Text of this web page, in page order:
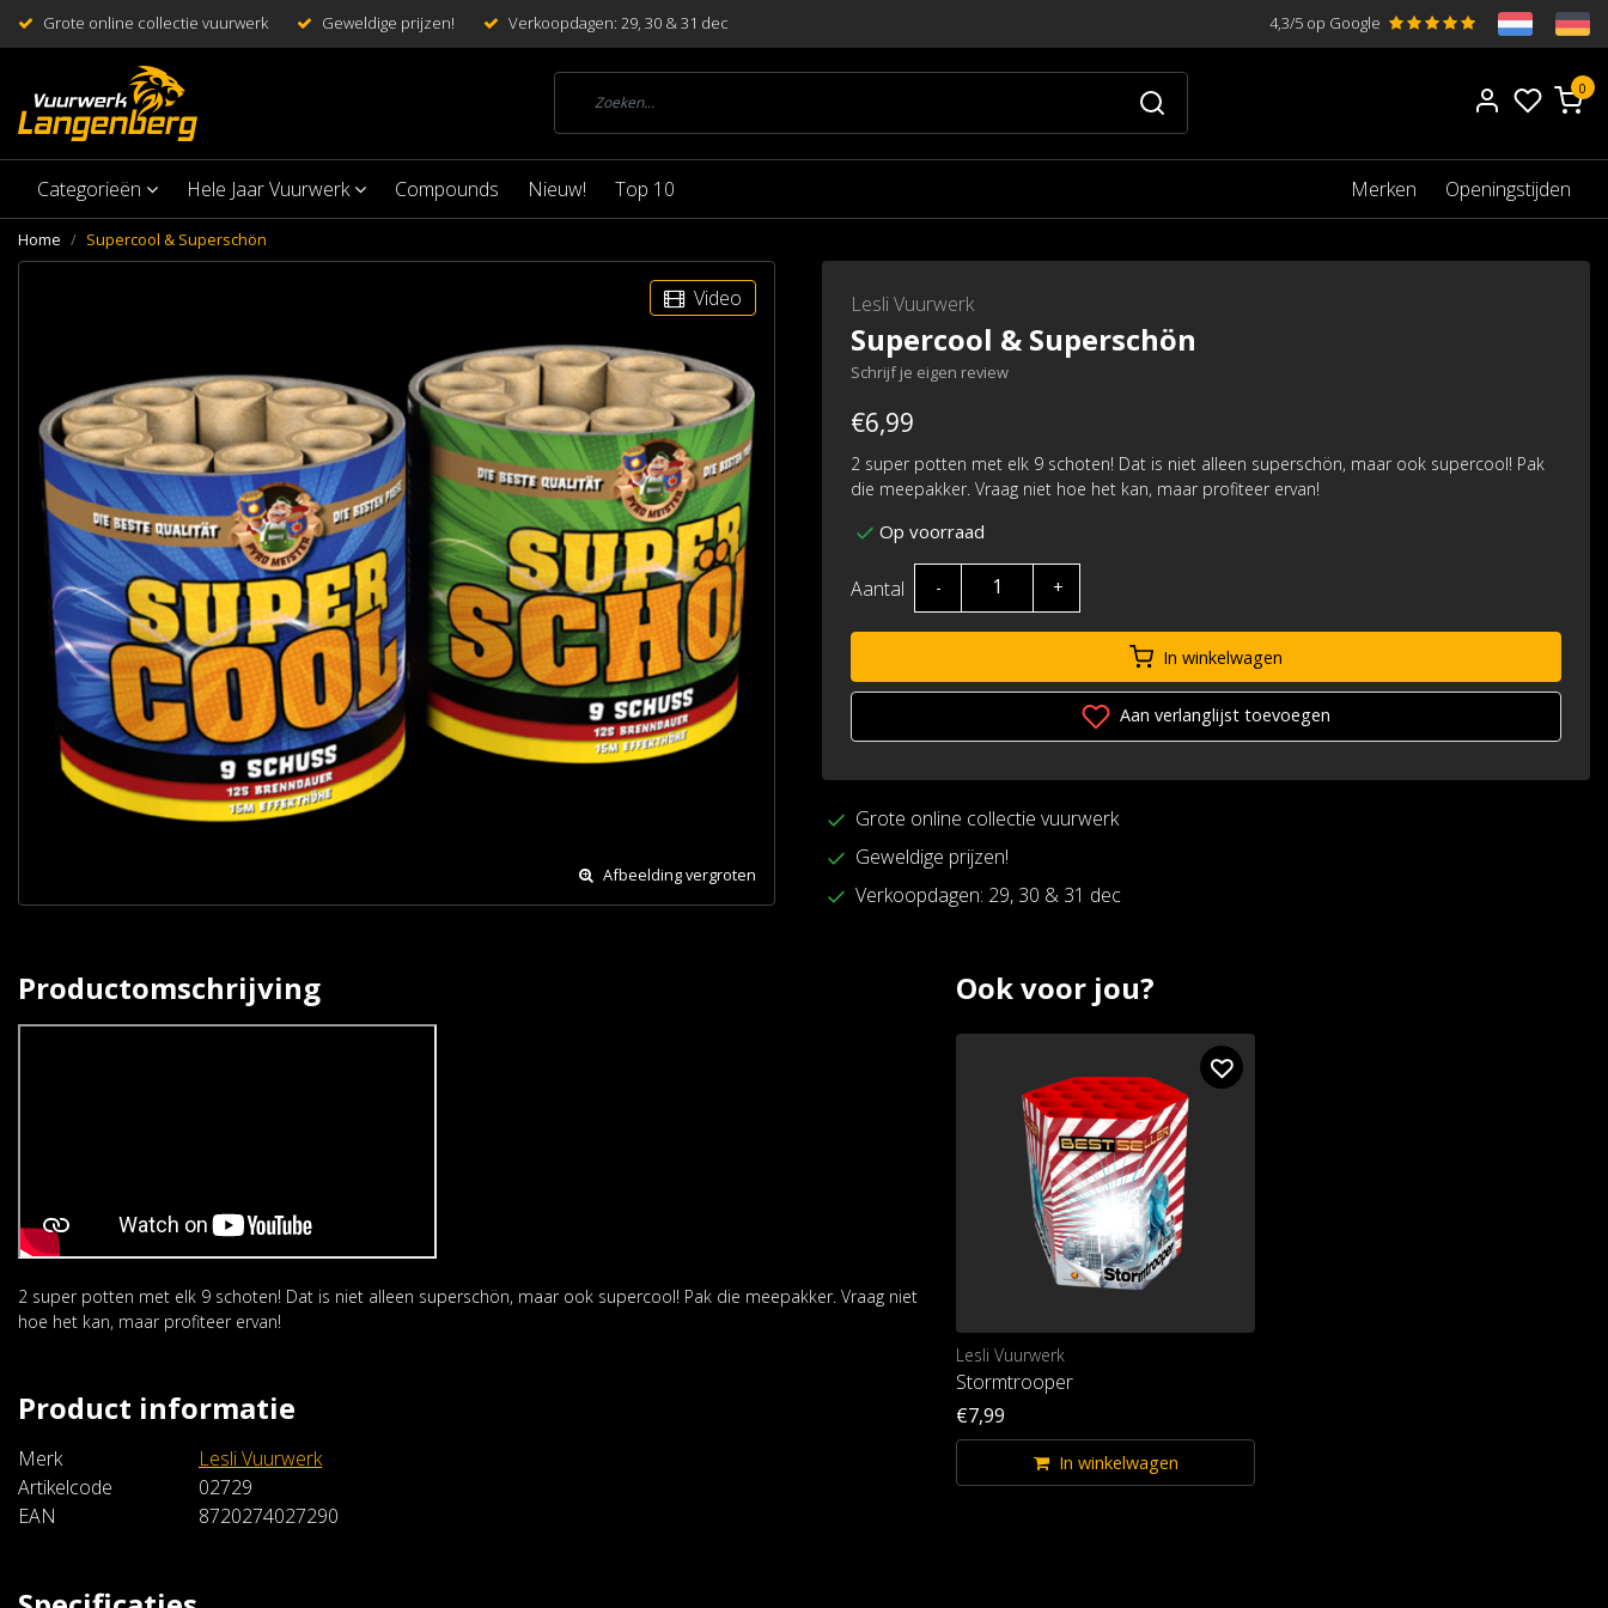
Grote online collectie vuurwerk Geweldige prijzen! Verkoopdagen: 29, 30 & 31 dec 4,3/5 op Google
0
Categorieën Hele Jaar Vuurwerk Compounds Nieuw! Top 10 Merken Openingstijden
Home Supercool & Superschön
Video
Afbeelding vergroten
Lesli Vuurwerk
Supercool & Superschön
Schrijf je eigen review
€6,99
2 super potten met elk 9 schoten! Dat is niet alleen superschön, maar ook supercool! Pak
die meepakker. Vraag niet hoe het kan, maar profiteer ervan!
Op voorraad
Aantal - +
In winkelwagen
Aan verlanglijst toevoegen
Grote online collectie vuurwerk
Geweldige prijzen!
Verkoopdagen: 29, 30 & 31 dec
Productomschrijving
2 super potten met elk 9 schoten! Dat is niet alleen superschön, maar ook supercool! Pak die meepakker. Vraag niet
hoe het kan, maar profiteer ervan!
Product informatie
Merk
Lesli Vuurwerk
Artikelcode
02729
EAN
8720274027290
Ook voor jou?
Lesli Vuurwerk
Stormtrooper
€7,99
In winkelwagen